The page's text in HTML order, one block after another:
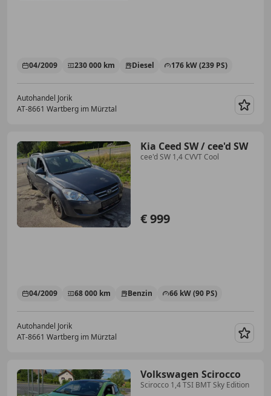
04/2009 230 000 km Diesel 176 kW (239 PS)
Autohandel Jorik
AT-8661 Wartberg im Mürztal
Kia Ceed SW / cee'd SW
cee'd SW 1,4 CVVT Cool
€ 999
04/2009 68 000 km Benzin 66 kW (90 PS)
Autohandel Jorik
AT-8661 Wartberg im Mürztal
Volkswagen Scirocco
Scirocco 1,4 TSI BMT Sky Edition